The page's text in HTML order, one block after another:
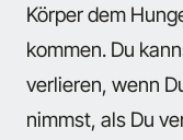
Körper dem
kommen. Du
verlieren, wenn
nimmst, als Du